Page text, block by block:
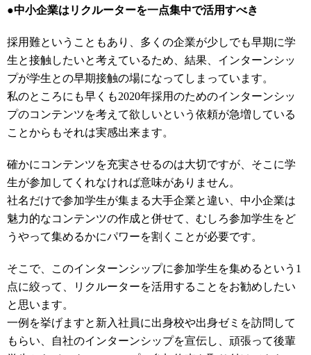
●中小企業はリクルーターを一点集中で活用すべき
採用難ということもあり、多くの企業が少しでも早期に学
生と接触したいと考えているため、結果、インターンシッ
プが学生との早期接触の場になってしまっています。
私のところにも早くも2020年採用のためのインターンシッ
プのコンテンツを考えて欲しいという依頼が急増している
ことからもそれは実感出来ます。
確かにコンテンツを充実させるのは大切ですが、そこに学
生が参加してくれなければ意味がありません。
社名だけで参加学生が集まる大手企業と違い、中小企業は
魅力的なコンテンツの作成と併せて、むしろ参加学生をど
うやって集めるかにパワーを割くことが必要です。
そこで、このインターンシップに参加学生を集めるという1
点に絞って、リクルーターを活用することをお勧めしたい
と思います。
一例を挙げますと新入社員に出身校や出身ゼミを訪問して
もらい、自社のインターンシップを宣伝し、頑張って後輩